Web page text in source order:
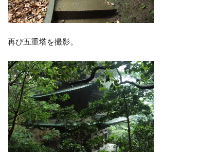
再び五重塔を撮影。